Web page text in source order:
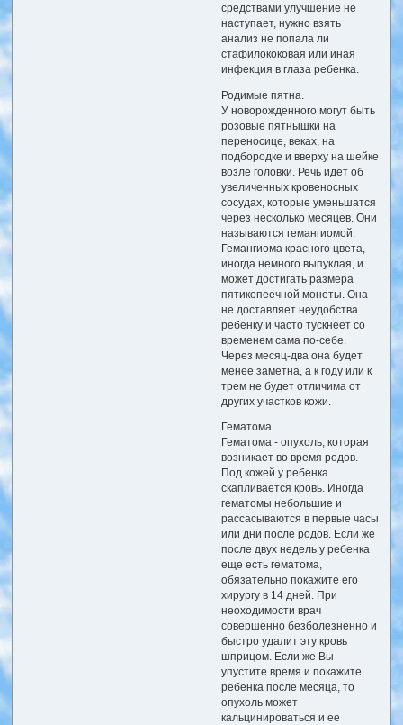
средствами улучшение не
наступает, нужно взять
анализ не попала ли
стафилококовая или иная
инфекция в глаза ребенка.
Родимые пятна.
У новорожденного могут быть
розовые пятнышки на
переносице, веках, на
подбородке и вверху на шейке
возле головки. Речь идет об
увеличенных кровеносных
сосудах, которые уменьшатся
через несколько месяцев. Они
называются гемангиомой.
Гемангиома красного цвета,
иногда немного выпуклая, и
может достигать размера
пятикопеечной монеты. Она
не доставляет неудобства
ребенку и часто тускнеет со
временем сама по-себе.
Через месяц-два она будет
менее заметна, а к году или к
трем не будет отличима от
других участков кожи.
Гематома.
Гематома - опухоль, которая
возникает во время родов.
Под кожей у ребенка
скапливается кровь. Иногда
гематомы небольшие и
рассасываются в первые часы
или дни после родов. Если же
после двух недель у ребенка
еще есть гематома,
обязательно покажите его
хирургу в 14 дней. При
неоходимости врач
совершенно безболезненно и
быстро удалит эту кровь
шприцом. Если же Вы
упустите время и покажите
ребенка после месяца, то
опухоль может
кальцинироваться и ее